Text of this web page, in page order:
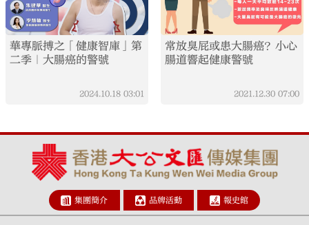
華專脈搏之「健康智庫」第
二季｜大腸癌的警號
2024.10.18 03:01
常放臭屁或患大腸癌？小心
腸道響起健康警號
2021.12.30 07:00
集團簡介 品牌活動 報史館